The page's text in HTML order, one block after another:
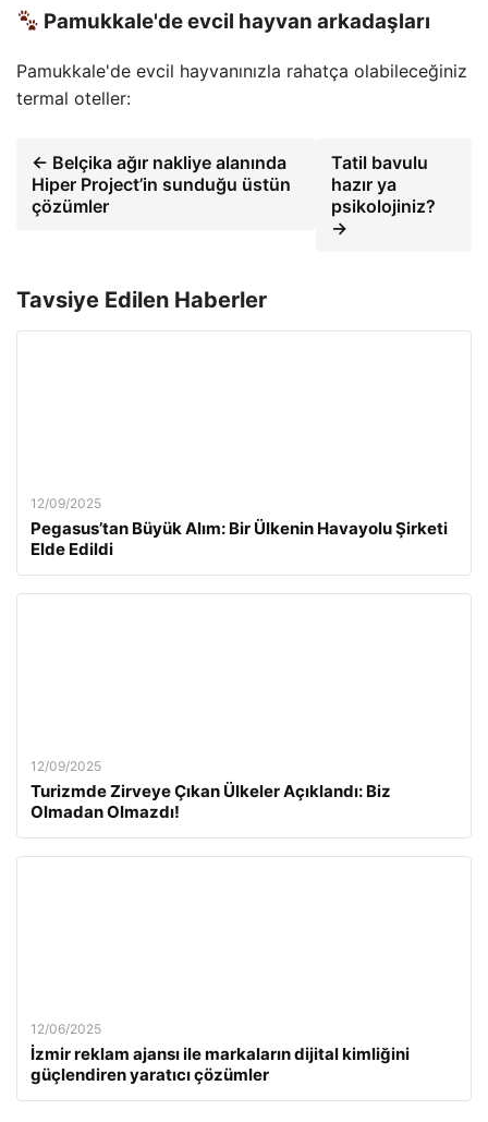
Pamukkale'de evcil hayvan arkadaşları
Pamukkale'de evcil hayvanınızla rahatça olabileceğiniz
termal oteller:
← Belçika ağır nakliye alanında
Hiper Project’in sunduğu üstün
çözümler
Tatil bavulu
hazır ya
psikolojiniz?
→
Tavsiye Edilen Haberler
12/09/2025
Pegasus’tan Büyük Alım: Bir Ülkenin Havayolu Şirketi
Elde Edildi
12/09/2025
Turizmde Zirveye Çıkan Ülkeler Açıklandı: Biz
Olmadan Olmazdı!
12/06/2025
İzmir reklam ajansı ile markaların dijital kimliğini
güçlendiren yaratıcı çözümler